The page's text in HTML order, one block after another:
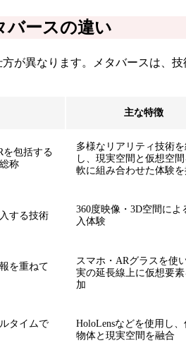
バースの違い
が異なります。メタバースは、
主な特徴
を包括する
称
多様なリアリティ技術
し、現実空間と仮想空
軟に組み合わせた体験
する技術
360度映像・3D空間によ
入体験
を重ねて
スマホ・ARグラスを使
実の延長線上に仮想要素
加
タイムで
HoloLensなどを使用し、
物体と現実空間を融合